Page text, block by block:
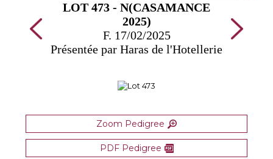
LOT 473 - N(CASAMANCE
2025)
F. 17/02/2025
Présentée par Haras de l'Hotellerie
Zoom Pedigree
PDF Pedigree